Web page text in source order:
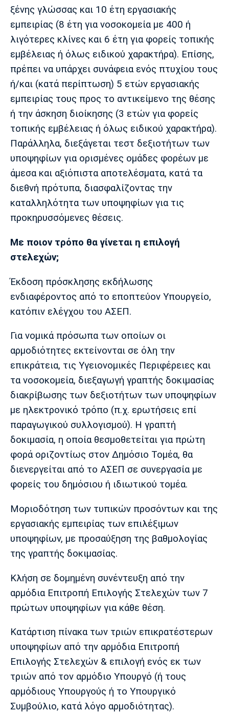
ξένης γλώσσας και 10 έτη εργασιακής
εμπειρίας (8 έτη για νοσοκομεία με 400 ή
λιγότερες κλίνες και 6 έτη για φορείς τοπικής
εμβέλειας ή όλως ειδικού χαρακτήρα). Επίσης,
πρέπει να υπάρχει συνάφεια ενός πτυχίου τους
ή/και (κατά περίπτωση) 5 ετών εργασιακής
εμπειρίας τους προς το αντικείμενο της θέσης
ή την άσκηση διοίκησης (3 ετών για φορείς
τοπικής εμβέλειας ή όλως ειδικού χαρακτήρα).
Παράλληλα, διεξάγεται τεστ δεξιοτήτων των
υποψηφίων για ορισμένες ομάδες φορέων με
άμεσα και αξιόπιστα αποτελέσματα, κατά τα
διεθνή πρότυπα, διασφαλίζοντας την
καταλληλότητα των υποψηφίων για τις
προκηρυσσόμενες θέσεις.
Με ποιον τρόπο θα γίνεται η επιλογή
στελεχών;
Έκδοση πρόσκλησης εκδήλωσης
ενδιαφέροντος από το εποπτεύον Υπουργείο,
κατόπιν ελέγχου του ΑΣΕΠ.
Για νομικά πρόσωπα των οποίων οι
αρμοδιότητες εκτείνονται σε όλη την
επικράτεια, τις Υγειονομικές Περιφέρειες και
τα νοσοκομεία, διεξαγωγή γραπτής δοκιμασίας
διακρίβωσης των δεξιοτήτων των υποψηφίων
με ηλεκτρονικό τρόπο (π.χ. ερωτήσεις επί
παραγωγικού συλλογισμού). Η γραπτή
δοκιμασία, η οποία θεσμοθετείται για πρώτη
φορά οριζοντίως στον Δημόσιο Τομέα, θα
διενεργείται από το ΑΣΕΠ σε συνεργασία με
φορείς του δημόσιου ή ιδιωτικού τομέα.
Μοριοδότηση των τυπικών προσόντων και της
εργασιακής εμπειρίας των επιλέξιμων
υποψηφίων, με προσαύξηση της βαθμολογίας
της γραπτής δοκιμασίας.
Κλήση σε δομημένη συνέντευξη από την
αρμόδια Επιτροπή Επιλογής Στελεχών των 7
πρώτων υποψηφίων για κάθε θέση.
Κατάρτιση πίνακα των τριών επικρατέστερων
υποψηφίων από την αρμόδια Επιτροπή
Επιλογής Στελεχών & επιλογή ενός εκ των
τριών από τον αρμόδιο Υπουργό (ή τους
αρμόδιους Υπουργούς ή το Υπουργικό
Συμβούλιο, κατά λόγο αρμοδιότητας).